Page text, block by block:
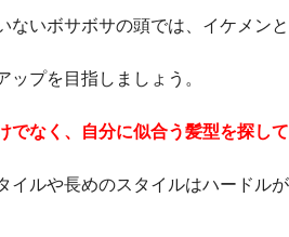
いボサボサの頭では、イケメンと
ップを目指しましょう。
でなく、自分に似合う髪型を探し
イルや長めのスタイルはハードル